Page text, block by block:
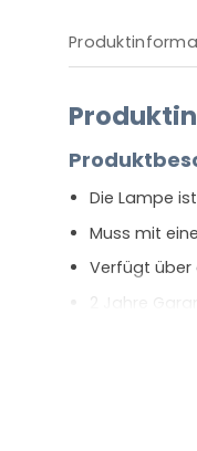
Die Lampe
Muss mit
Verfügt über
2 Jahre